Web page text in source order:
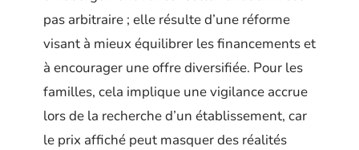
pas arbitraire ; elle résulte d’une réforme
visant à mieux équilibrer les financements et
à encourager une offre diversifiée. Pour les
familles, cela implique une vigilance accrue
lors de la recherche d’un établissement, car
le prix affiché peut masquer des réalités